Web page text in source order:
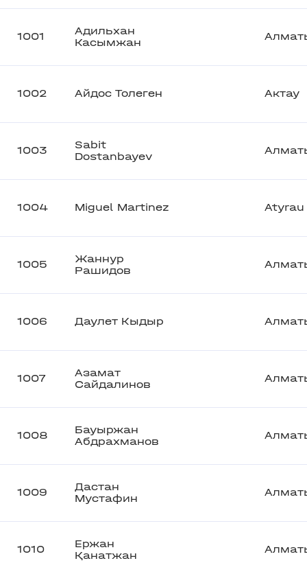
1001
Адильхан
Касымжан
1002 Айдос Толеген Актау
1003
Sabit
Dostanbayev
1004 Miguel Martinez Atyrau
1005
Жаннур
Рашидов
1006 Даулет Кыдыр
1007
Азамат
Сайдалинов
1008
Бауыржан
Абдрахманов
1009
Дастан
Мустафин
1010
Ержан
Қанатжан